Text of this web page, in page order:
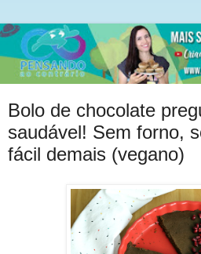
Bolo de chocolate
saudável! Sem forno,
fácil demais (vegano)